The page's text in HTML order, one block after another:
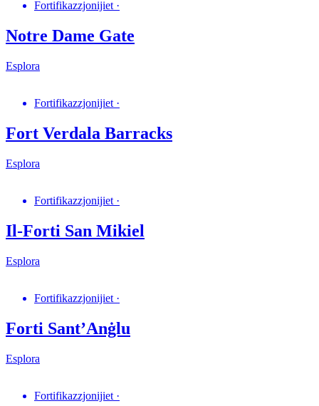
Fortifikazzjonijiet ·
Notre Dame Gate
Esplora
Fortifikazzjonijiet ·
Fort Verdala Barracks
Esplora
Fortifikazzjonijiet ·
Il-Forti San Mikiel
Esplora
Fortifikazzjonijiet ·
Forti Sant’Anġlu
Esplora
Fortifikazzjonijiet ·